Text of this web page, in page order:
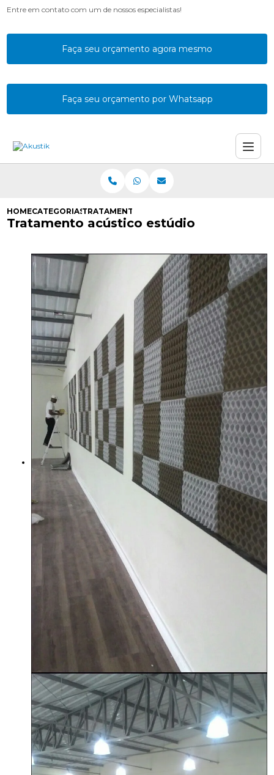
Entre em contato com um de nossos especialistas!
Faça seu orçamento agora mesmo
Faça seu orçamento por Whatsapp
HOMECATEGORIASTRATAMENTO ACUSTICO ESTUDIO
Tratamento acústico estúdio